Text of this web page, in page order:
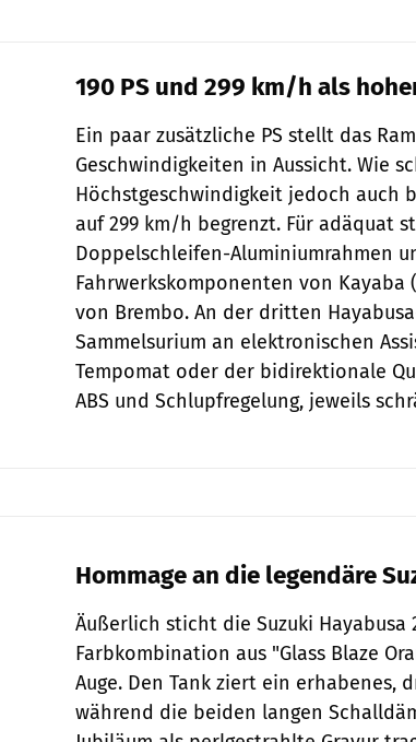
190 PS und 299 km/h als
Ein paar zusätzliche PS stellt das
Geschwindigkeiten in Aussicht. Wie
Höchstgeschwindigkeit jedoch auch
auf 299 km/h begrenzt. Für adäquat
Doppelschleifen-Aluminiumrahmen
Fahrwerkskomponenten von Kayaba
von Brembo. An der dritten
Sammelsurium an elektronischen
Tempomat oder der bidirektionale
ABS und Schlupfregelung, jeweils
Hommage an die legendäre
Äußerlich sticht die Suzuki
Farbkombination aus "Glass Blaze
Auge. Den Tank ziert ein erhabenes,
während die beiden langen